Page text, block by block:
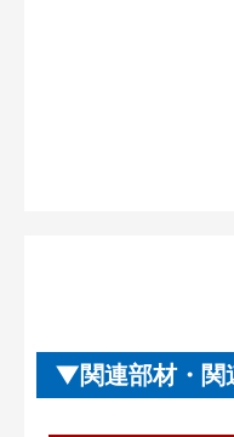
関連部材・関